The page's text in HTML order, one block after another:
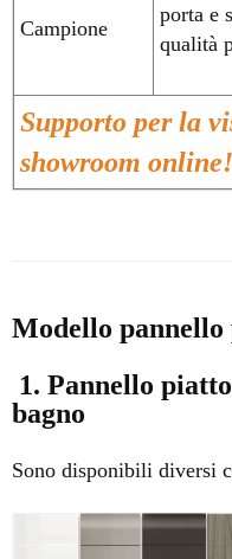
Campione
porta e
Supporto per la
showroom online!
Modello pannello
1. Pannello
bagno
Sono disponibili diversi